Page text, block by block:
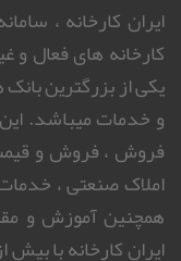
ایران کارخانه ،
کارخانه های فعال و
یکی از بزرگترین
و خدمات میباشد.
فروش ، فروش و
املاک صنعتی ،
همچنین آموزش و